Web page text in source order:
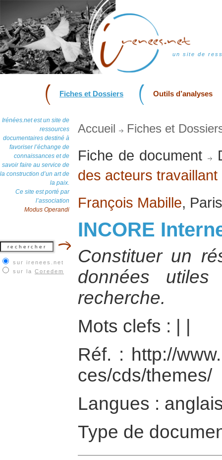
un site de
Fiches et Dossiers Outils d’analyses
Irénées.net est un site de
ressources
documentaires destiné à
favoriser l’échange de
connaissances et de
savoir faire au service de
la construction d’un art de
la paix.
Ce site est porté par
l’association
Modus Operandi
sur irenees.net
sur la Coredem
Accueil Fiches et
Fiche de document
des acteurs
François Mabille,
INCORE
Constituer un
données
recherche.
Mots clefs :
Réf. : http://
ces/cds/themes/
Langues :
Type de